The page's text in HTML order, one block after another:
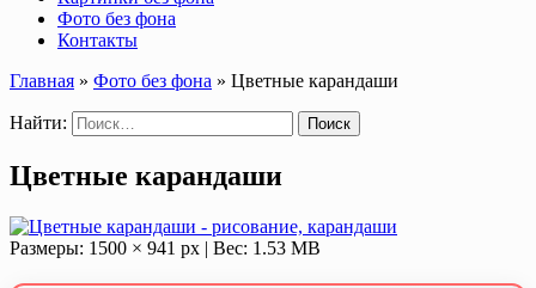
Фото без фона
Контакты
Главная » Фото без фона » Цветные карандаши
Найти:
Цветные карандаши
Размеры: 1500 × 941 px | Вес: 1.53 MB